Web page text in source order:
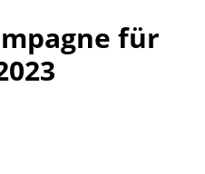
für